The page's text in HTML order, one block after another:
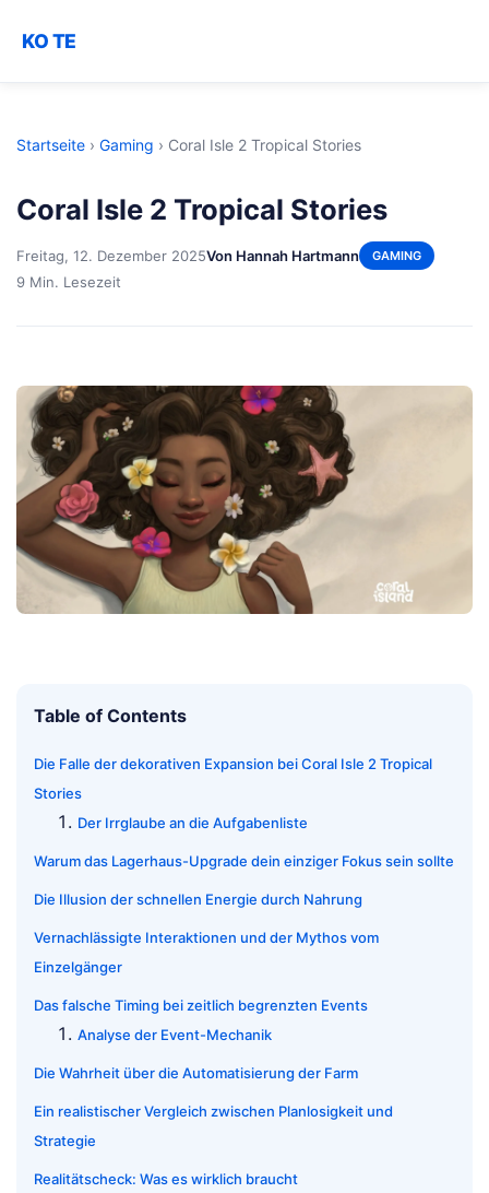
KO TE
Startseite › Gaming › Coral Isle 2 Tropical Stories
Coral Isle 2 Tropical Stories
Freitag, 12. Dezember 2025Von Hannah Hartmann GAMING
9 Min. Lesezeit
Table of Contents
Die Falle der dekorativen Expansion bei Coral Isle 2 Tropical
Stories
Der Irrglaube an die Aufgabenliste
Warum das Lagerhaus-Upgrade dein einziger Fokus sein sollte
Die Illusion der schnellen Energie durch Nahrung
Vernachlässigte Interaktionen und der Mythos vom
Einzelgänger
Das falsche Timing bei zeitlich begrenzten Events
Analyse der Event-Mechanik
Die Wahrheit über die Automatisierung der Farm
Ein realistischer Vergleich zwischen Planlosigkeit und
Strategie
Realitätscheck: Was es wirklich braucht